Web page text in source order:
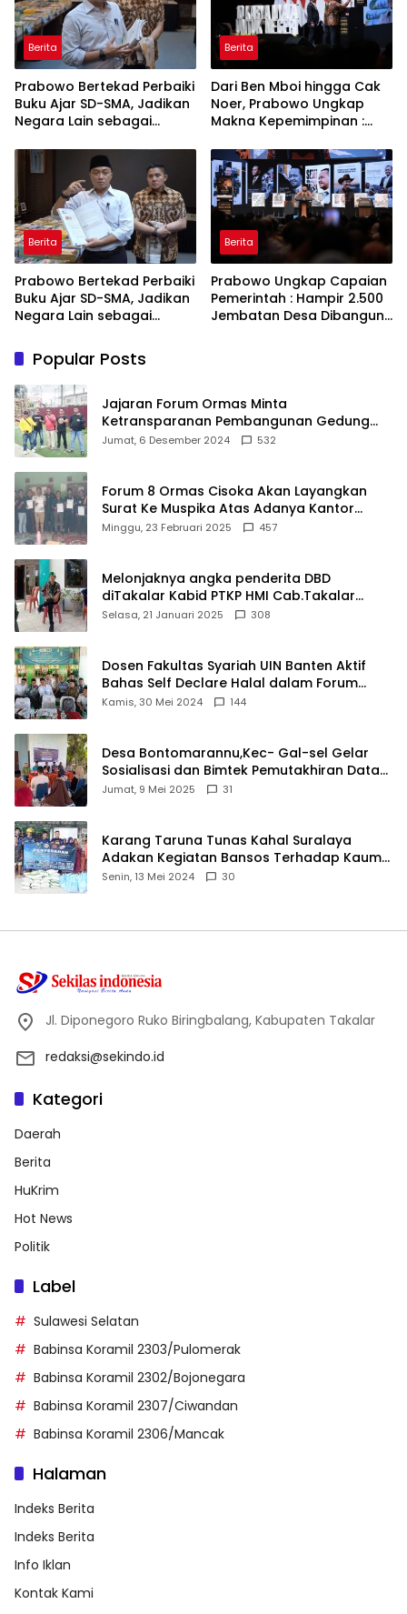
Berita
Prabowo Bertekad Perbaiki
Buku Ajar SD-SMA, Jadikan
Negara Lain sebagai
Berita
Dari Ben Mboi hingga Cak
Noer, Prabowo Ungkap
Makna Kepemimpinan :
Gunakan Akal Sehat
Berita
Prabowo Bertekad Perbaiki
Buku Ajar SD-SMA, Jadikan
Negara Lain sebagai
Berita
Prabowo Ungkap Capaian
Pemerintah : Hampir 2.500
Jembatan Desa Dibangun,
Popular Posts
Jajaran Forum Ormas Minta
Ketransparanan Pembangunan Gedung
Damkar Di Kecamatan Cisoka
Jumat, 6 Desember 2024 532
Forum 8 Ormas Cisoka Akan Layangkan
Surat Ke Muspika Atas Adanya Kantor
Matel di Cisoka
Minggu, 23 Februari 2025 457
Melonjaknya angka penderita DBD
diTakalar Kabid PTKP HMI Cab.Takalar
angkat bicara
Selasa, 21 Januari 2025 308
Dosen Fakultas Syariah UIN Banten Aktif
Bahas Self Declare Halal dalam Forum
Ijtima Ulama MUI
Kamis, 30 Mei 2024 144
Desa Bontomarannu,Kec- Gal-sel Gelar
Sosialisasi dan Bimtek Pemutakhiran Data
ID
Jumat, 9 Mei 2025 31
Karang Taruna Tunas Kahal Suralaya
Adakan Kegiatan Bansos Terhadap Kaum
Dhuafa dan Anak Yatim-Piatu
Senin, 13 Mei 2024 30
Jl. Diponegoro Ruko Biringbalang, Kabupaten Takalar
redaksi@sekindo.id
Kategori
Daerah
Berita
HuKrim
Hot News
Politik
Label
Sulawesi Selatan
Babinsa Koramil 2303/Pulomerak
Babinsa Koramil 2302/Bojonegara
Babinsa Koramil 2307/Ciwandan
Babinsa Koramil 2306/Mancak
Halaman
Indeks Berita
Indeks Berita
Info Iklan
Kontak Kami